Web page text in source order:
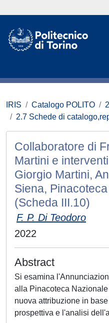
IRIS Catalogo POLITO
2.7 Schede di
Collaboratore di
Martini e
Giorgio Martini,
Siena,
(Scheda III.10)
F. P. Di Teodoro
2022
Abstract
Si esamina
alla Pinacoteca
nuova attribuzione in
prospettiva e l'analisi